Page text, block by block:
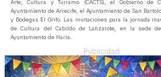
Arte, Cultura y Turismo (CACTS), el Gobierno de
Ayuntamiento de Arrecife, el Ayuntamiento de San
y Bodegas El Grifo. Las invitaciones para la jornada
de Cultura del Cabildo de Lanzarote, en la sede
Ayuntamiento de Haría.
Publicidad